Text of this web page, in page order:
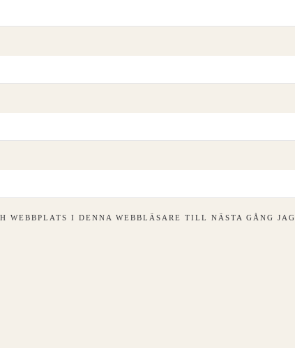
WEBBPLATS I DENNA WEBBLÄSARE TILL NÄSTA GÅNG JAG